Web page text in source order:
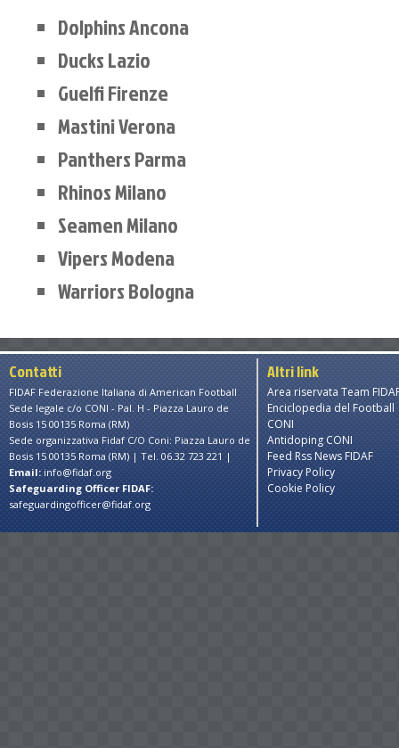
Dolphins Ancona
Ducks Lazio
Guelfi Firenze
Mastini Verona
Panthers Parma
Rhinos Milano
Seamen Milano
Vipers Modena
Warriors Bologna
Contatti
FIDAF Federazione Italiana di American Football
Sede legale c/o CONI - Pal. H - Piazza Lauro de
Bosis 15 00135 Roma (RM)
Sede organizzativa Fidaf C/O Coni: Piazza Lauro de
Bosis 15 00135 Roma (RM) | Tel. 06.32 723 221 |
Email: info@fidaf.org
Safeguarding Officer FIDAF:
safeguardingofficer@fidaf.org
Altri link
Area riservata Team
Enciclopedia del Football
CONI
Antidoping CONI
Feed Rss News FIDAF
Privacy Policy
Cookie Policy